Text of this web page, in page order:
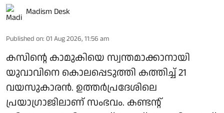
Madism Desk
Published on: 01 Aug 2026, 11:56 am
കസിന്റെ കാമുകിയെ സ്വന്തമാക്കാനായി
യുവാവിനെ കൊലപ്പെടുത്തി കത്തിച്ച് 21
വയസുകാരൻ. ഉത്തർപ്രദേശിലെ
പ്രയാഗ്രാജിലാണ് സംഭവം. കണ്ടന്റ്